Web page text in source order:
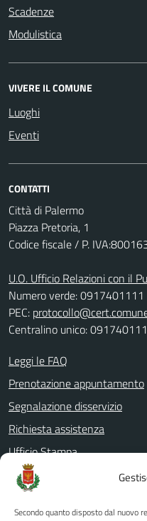
Secondo quanto disposto dal nuovo
Scadenze
Modulistica
VIVERE IL COMUNE
Luoghi
Eventi
CONTATTI
Città di Palermo
Piazza Pretoria, 1
Codice fiscale / P.
U.O. Ufficio Relazioni con il
Numero verde: 0917401111
PEC:
Centralino unico:
Leggi le FAQ
Prenotazione appuntamento
Segnalazione disservizio
Richiesta assistenza
Ufficio Stampa
Amministrazione Trasparente
Albo pretorio